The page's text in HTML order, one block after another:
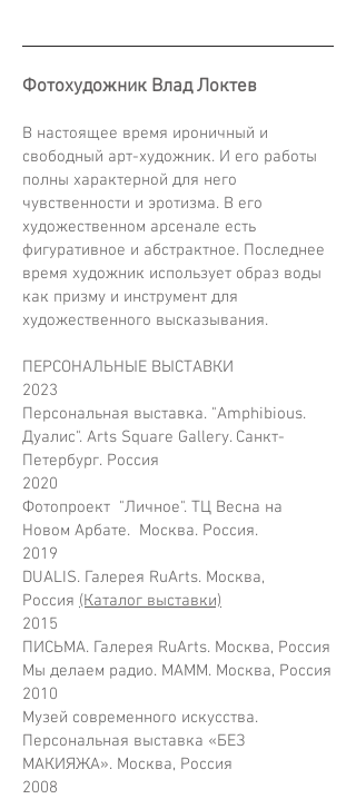
Фотохудожник Влад Локтев
В настоящее время ироничный и
свободный арт-художник. И его работы
полны характерной для него
чувственности и эротизма. В его
художественном арсенале есть
фигуративное и абстрактное. Последнее
время художник использует образ воды
как призму и инструмент для
художественного высказывания.
ПЕРСОНАЛЬНЫЕ ВЫСТАВКИ
2023
Персональная выставка. "Amphibious.
Дуалис". Arts Square Gallery. Санкт-
Петербург. Россия
2020
Фотопроект "Личное". ТЦ Весна на
Новом Арбате. Москва. Россия.
2019
DUALIS. Галерея RuArts. Москва,
Россия (Каталог выставки)
2015
ПИСЬМА. Галерея RuArts. Москва, Россия
Мы делаем радио. МАММ. Москва, Россия
2010
Музей современного искусства.
Персональная выставка «БЕЗ
МАКИЯЖА». Москва, Россия
2008